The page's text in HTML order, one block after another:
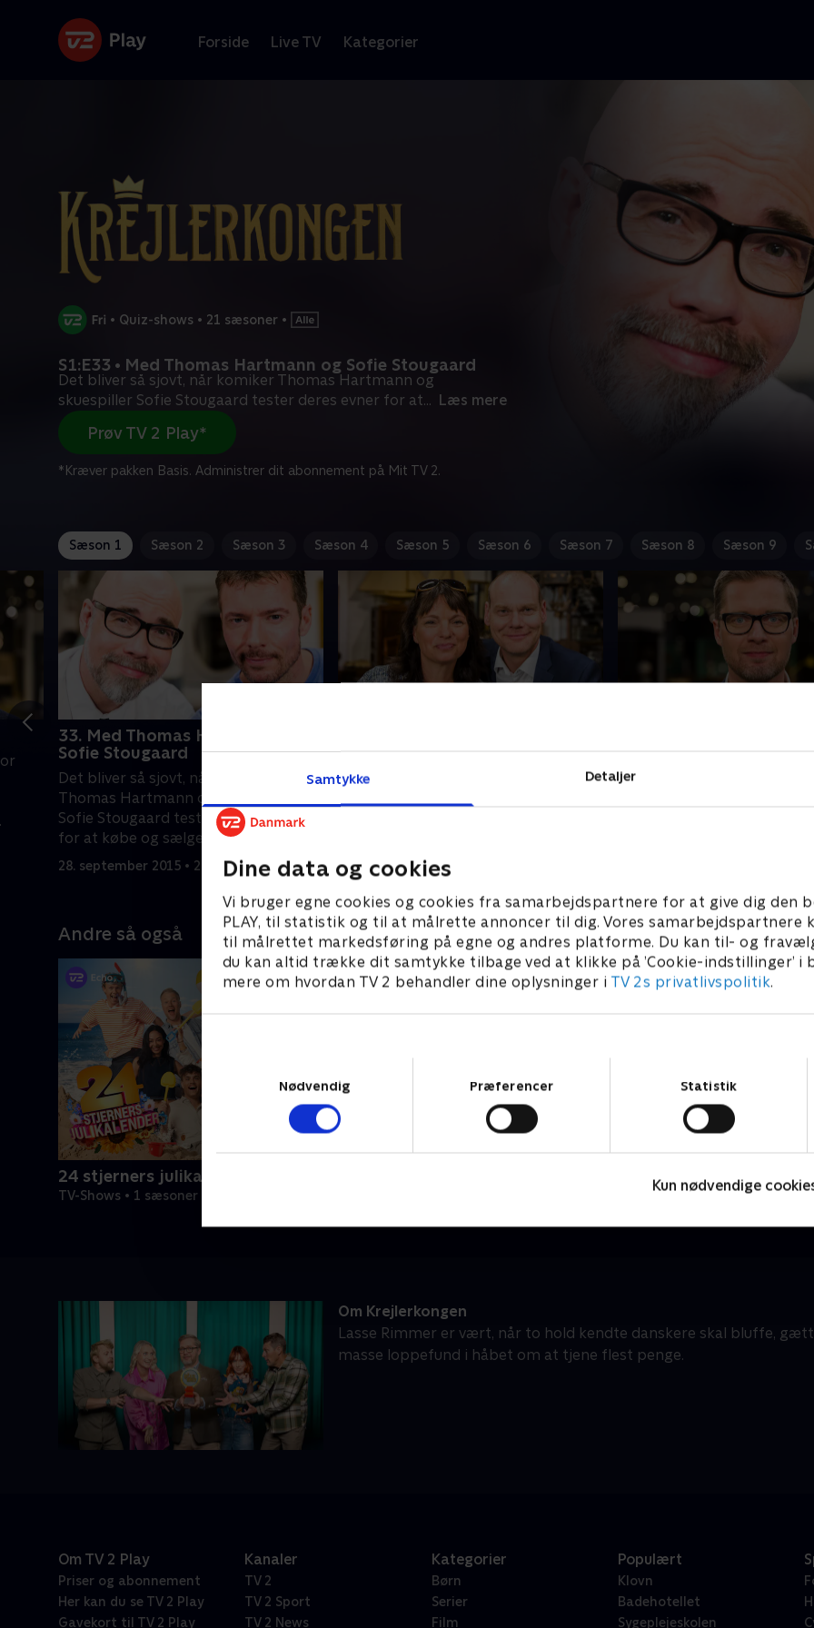
Samtykke Detaljer
Dine data og cookies
Vi bruger egne cookies og cookies fra samarbejdspartnere for at give dig den
PLAY, til statistik og til at målrette annoncer til dig. Vores samarbejdspartnere
til målrettet markedsføring på egne og andres platforme. Du kan til- og
du kan altid trække dit samtykke tilbage ved at klikke på ’Cookie-indstillinger’ i
mere om hvordan TV 2 behandler dine oplysninger i TV 2s privatlivspolitik.
Nødvendig
Præferencer Statistik
Kun nødvendige
Forside Live TV Kategorier
• Quiz-shows • 21 sæsoner •
S1:E33 • Med Thomas Hartmann og Sofie Stougaard
Det bliver så sjovt, når komiker Thomas Hartmann og
skuespiller Sofie Stougaard tester deres evner for at... Læs mere
Prøv TV 2 Play*
*Kræver pakken Basis. Administrer dit abonnement på Mit TV 2.
Sæson 1 Sæson 2 Sæson 3 Sæson 4 Sæson 5 Sæson 6 Sæson 7 Sæson 8 Sæson 9
33. Med Thomas Hartmann og
Sofie Stougaard
Det bliver så sjovt, når komiker
Thomas Hartmann og skuespiller
Sofie Stougaard tester deres evner
for at købe og sælge - og ikke mindst
tjene penge - i 'Krejlerkongen'
28. september 2015 • 26 min
Mette Frobenius
Hvor god er du til at vurdere lopper?
holdkaptajnerne Andreas Bo og Brian
Mørk. Der må købes, sælges, bluffes
og krejles det bedste, man har lært
30. september 2015 • 26 min
Brian Mørk og Andreas Bo
Andre så også
24 stjerners julikalender
TV-Shows • 1 sæsoner
Hvem vil være millionær? Classic
Om Krejlerkongen
Lasse Rimmer er vært, når to hold kendte danskere skal bluffe,
masse loppefund i håbet om at tjene flest penge.
Om TV 2 Play
Priser og abonnement
Her kan du se TV 2 Play
Gavekort til TV 2 Play
Kanaler
TV 2
TV 2 Sport
TV 2 News
Kategorier
Børn
Serier
Film
Populært
Klovn
Badehotellet
Sygeplejeskolen